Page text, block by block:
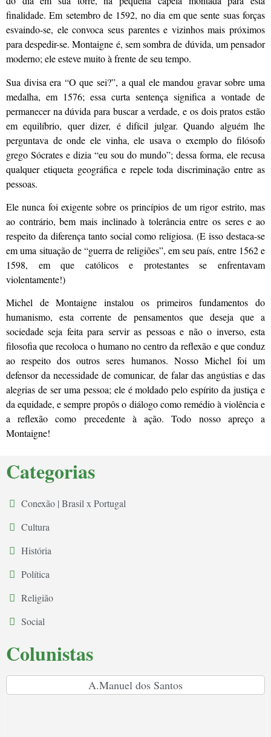
finalidade. Em setembro de 1592, no dia em que sente suas forças
esvaindo-se, ele convoca seus parentes e vizinhos mais próximos
para despedir-se. Montaigne é, sem sombra de dúvida, um pensador
moderno; ele esteve muito à frente de seu tempo.
Sua divisa era “O que sei?”, a qual ele mandou gravar sobre uma
medalha, em 1576; essa curta sentença significa a vontade de
permanecer na dúvida para buscar a verdade, e os dois pratos estão
em equilíbrio, quer dizer, é difícil julgar. Quando alguém lhe
perguntava de onde ele vinha, ele usava o exemplo do filósofo
grego Sócrates e dizia “eu sou do mundo”; dessa forma, ele recusa
qualquer etiqueta geográfica e repele toda discriminação entre as
pessoas.
Ele nunca foi exigente sobre os princípios de um rigor estrito, mas
ao contrário, bem mais inclinado à tolerância entre os seres e ao
respeito da diferença tanto social como religiosa. (E isso destaca-se
em uma situação de “guerra de religiões”, em seu país, entre 1562 e
1598, em que católicos e protestantes se enfrentavam
violentamente!)
Michel de Montaigne instalou os primeiros fundamentos do
humanismo, esta corrente de pensamentos que deseja que a
sociedade seja feita para servir as pessoas e não o inverso, esta
filosofia que recoloca o humano no centro da reflexão e que conduz
ao respeito dos outros seres humanos. Nosso Michel foi um
defensor da necessidade de comunicar, de falar das angústias e das
alegrias de ser uma pessoa; ele é moldado pelo espírito da justiça e
da equidade, e sempre propôs o diálogo como remédio à violência e
a reflexão como precedente à ação. Todo nosso apreço a
Montaigne!
Categorias
Conexão | Brasil x Portugal
Cultura
História
Política
Religião
Social
Colunistas
A.Manuel dos Santos